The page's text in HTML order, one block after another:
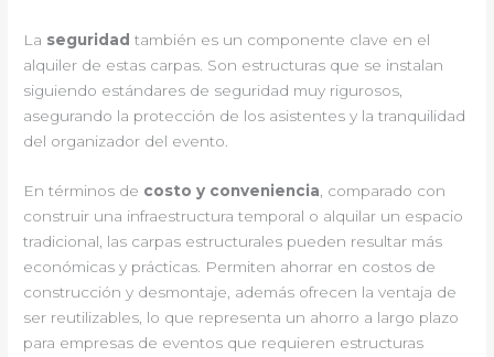
La seguridad también es un componente clave en el
alquiler de estas carpas. Son estructuras que se instalan
siguiendo estándares de seguridad muy rigurosos,
asegurando la protección de los asistentes y la tranquilidad
del organizador del evento.
En términos de costo y conveniencia , comparado con
construir una infraestructura temporal o alquilar un espacio
tradicional, las carpas estructurales pueden resultar más
económicas y prácticas. Permiten ahorrar en costos de
construcción y desmontaje, además ofrecen la ventaja de
ser reutilizables, lo que representa un ahorro a largo plazo
para empresas de eventos que requieren estructuras